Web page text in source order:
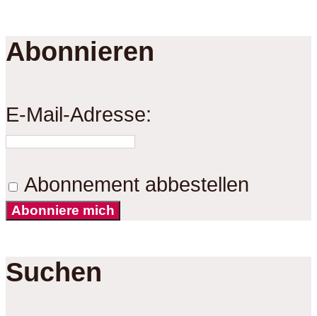
Abonnieren
E-Mail-Adresse:
Abonnement abbestellen
Abonniere mich
Suchen